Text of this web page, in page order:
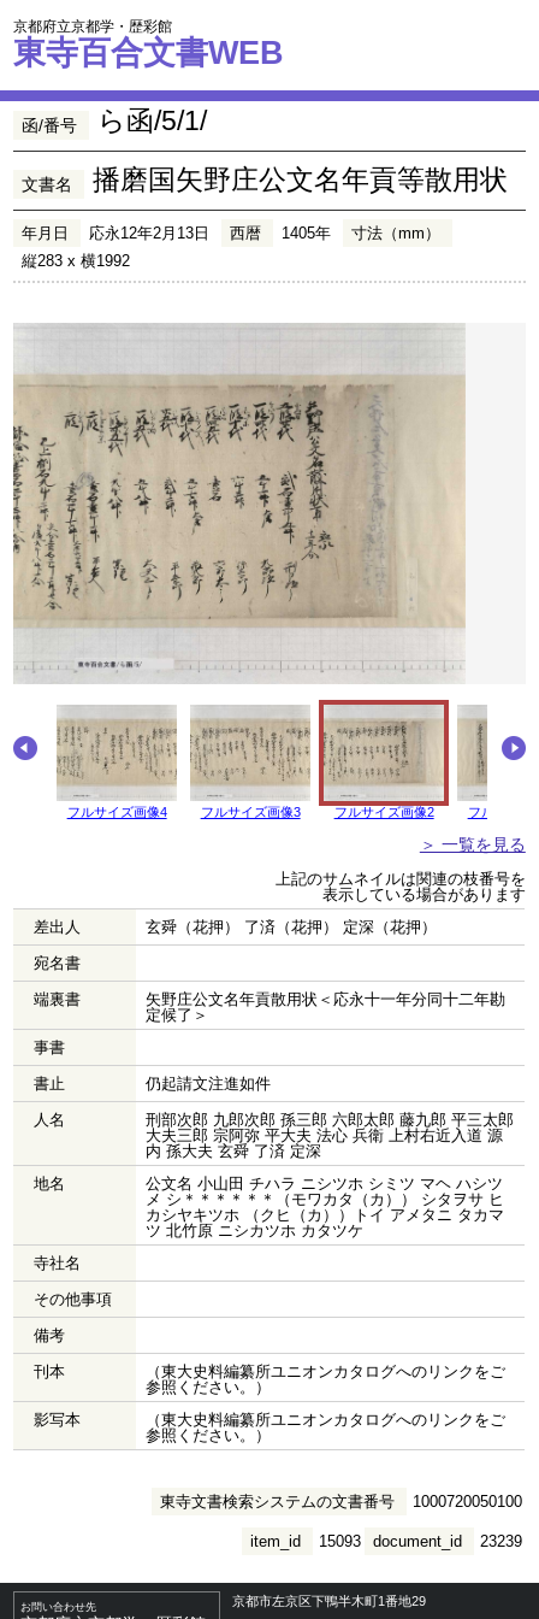
京都府立京都学・歴彩館
東寺百合文書WEB
函/番号 ら函/5/1/
文書名 播磨国矢野庄公文名年貢等散用状
年月日 応永12年2月13日 西暦 1405年
寸法（mm）
縦283 x 横1992
フルサイズ画像4 フルサイズ画像3 フルサイズ画像2 フルサイズ
＞ 一覧を見る
上記のサムネイルは関連の枝番号を
表示している場合があります
差出人
玄舜（花押） 了済（花押） 定深（花押）
宛名書
端裏書
矢野庄公文名年貢散用状＜応永十一年分同十二年勘
定候了＞
事書
書止
仍起請文注進如件
人名
刑部次郎 九郎次郎 孫三郎 六郎太郎 藤九郎 平三太郎
大夫三郎 宗阿弥 平大夫 法心 兵衛 上村右近入道 源
内 孫大夫 玄舜 了済 定深
地名
公文名 小山田 チハラ ニシツホ シミツ マヘ ハシツ
メ シ＊＊＊＊＊＊（モワカタ（カ）） シタヲサ ヒ
カシヤキツホ （クヒ（カ））トイ アメタニ タカマ
ツ 北竹原 ニシカツホ カタツケ
寺社名
その他事項
備考
刊本
（東大史料編纂所ユニオンカタログへのリンクをご
参照ください。）
影写本
（東大史料編纂所ユニオンカタログへのリンクをご
参照ください。）
東寺文書検索システムの文書番号 1000720050100
document_id 23239
item_id 15093
お問い合わせ先 京都市左京区下鴨半木町1番地29